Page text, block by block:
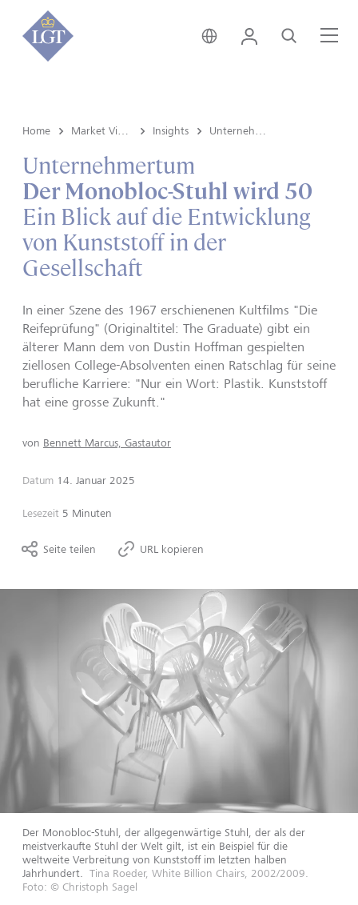
Deutschland • Deutsch
Login Suche
Home Insights
Unternehmertum
Der Monobloc-Stuhl wird 50
Ein Blick auf die Entwicklung
von Kunststoff in der
Gesellschaft
In einer Szene des 1967 erschienenen Kultfilms "Die
Reifeprüfung" (Originaltitel: The Graduate) gibt ein
älterer Mann dem von Dustin Hoffman gespielten
ziellosen College-Absolventen einen Ratschlag für seine
berufliche Karriere: "Nur ein Wort: Plastik. Kunststoff
hat eine grosse Zukunft."
von Bennett Marcus, Gastautor
Datum 14. Januar 2025
Lesezeit 5 Minuten
Seite teilen URL kopieren
Der Monobloc-Stuhl, der allgegenwärtige Stuhl, der als der
meistverkaufte Stuhl der Welt gilt, ist ein Beispiel für die
weltweite Verbreitung von Kunststoff im letzten halben
Jahrhundert.
Tina Roeder, White Billion Chairs, 2002/2009.
Foto: © Christoph Sagel